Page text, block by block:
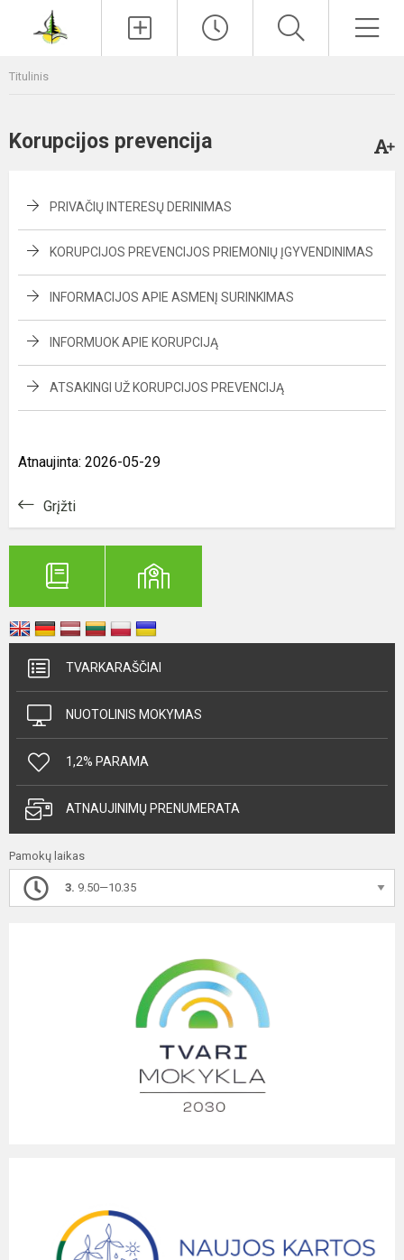
Titulinis
Korupcijos prevencija
PRIVAČIŲ INTERESŲ DERINIMAS
KORUPCIJOS PREVENCIJOS PRIEMONIŲ ĮGYVENDINIMAS
INFORMACIJOS APIE ASMENĮ SURINKIMAS
INFORMUOK APIE KORUPCIJĄ
ATSAKINGI UŽ KORUPCIJOS PREVENCIJĄ
Atnaujinta: 2026-05-29
Grįžti
TVARKARAŠČIAI
NUOTOLINIS MOKYMAS
1,2% PARAMA
ATNAUJINIMŲ PRENUMERATA
Pamokų laikas
3. 9.50—10.35